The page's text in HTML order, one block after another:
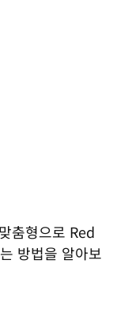
춤형으로 Red
방법을 알아보